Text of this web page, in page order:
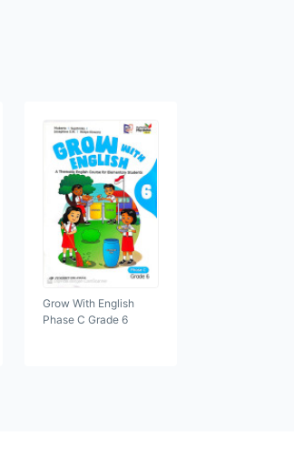
Grow With English
Phase C Grade 6